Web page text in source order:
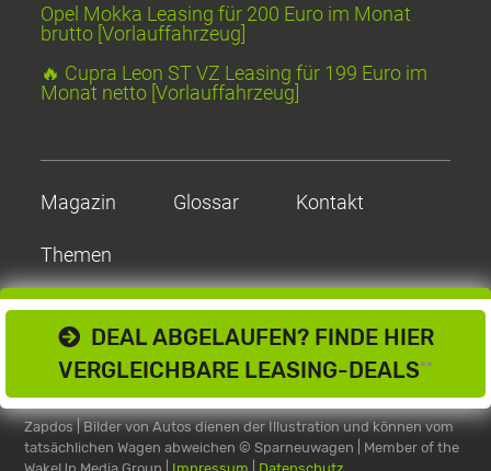
DEAL ABGELAUFEN? FINDE HIER
VERGLEICHBARE LEASING-DEALS**
Opel Mokka Leasing für 200 Euro im Monat
brutto [Vorlauffahrzeug]
🔥 Cupra Leon ST VZ Leasing für 199 Euro im
Monat netto [Vorlauffahrzeug]
Magazin Glossar Kontakt
Themen
Zapdos | Bilder von Autos dienen der Illustration und können vom
tatsächlichen Wagen abweichen© Sparneuwagen | Member of the